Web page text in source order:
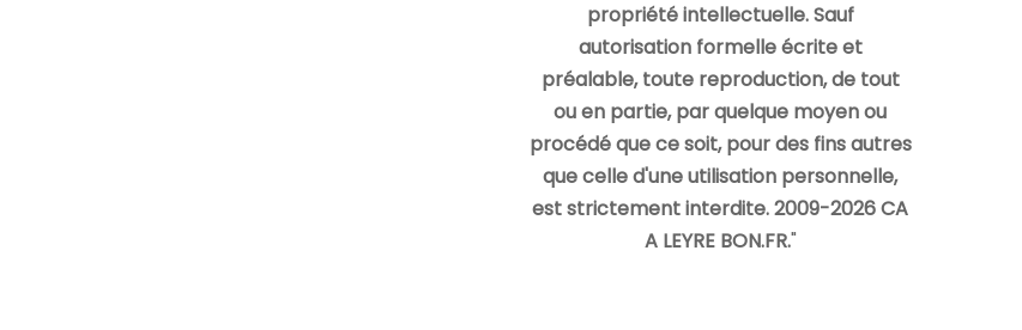
propriété intellectuelle. Sauf
autorisation formelle écrite et
préalable, toute reproduction, de tout
ou en partie, par quelque moyen ou
procédé que ce soit, pour des fins autres
que celle d'une utilisation personnelle,
est strictement interdite. 2009-2026 CA
A LEYRE BON.FR."